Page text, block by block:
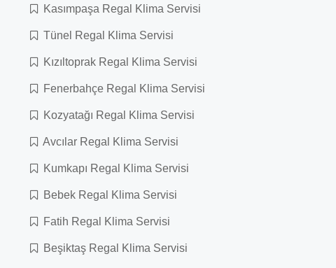
Kasımpaşa Regal Klima Servisi
Tünel Regal Klima Servisi
Kızıltoprak Regal Klima Servisi
Fenerbahçe Regal Klima Servisi
Kozyatağı Regal Klima Servisi
Avcılar Regal Klima Servisi
Kumkapı Regal Klima Servisi
Bebek Regal Klima Servisi
Fatih Regal Klima Servisi
Beşiktaş Regal Klima Servisi